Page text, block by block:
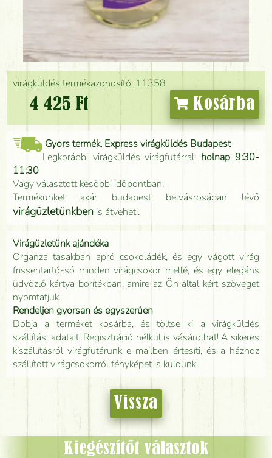
virágküldés termékazonosító: 11358
4 425 Ft Kosárba
Gyors termék, Express virágküldés Budapest
Legkorábbi virágküldés virágfutárral: holnap 9:30-
11:30
Vagy választott későbbi időpontban.
Termékünket akár budapest belvásrosában lévő
virágüzletünkben is átveheti.
Virágüzletünk ajándéka
Organza tasakban apró csokoládék, és egy vágott virág
frissentartó-só minden virágcsokor mellé, és egy elegáns
üdvözlő kártya borítékban, amire az Ön által kért szöveget
nyomtatjuk.
Rendeljen gyorsan és egyszerűen
Dobja a terméket kosárba, és töltse ki a virágküldés
szállítási adatait! Regisztráció nélkül is vásárolhat! A sikeres
kiszállításról virágfutárunk e-mailben értesíti, és a házhoz
szállított virágcsokorról fényképet is küldünk!
Vissza
Kiegészítőt választok